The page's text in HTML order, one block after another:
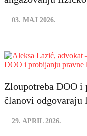
03. MAJ 2026.
Zloupotreba DOO
članovi
29. APRIL 2026.